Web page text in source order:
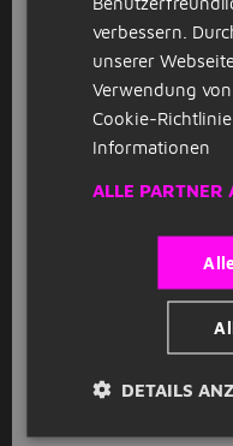
im
Augsburg
MEDITÜV
(m/w/d)
IU
verbessern.
unserer
Verwendung
Cookie-Richtlinie
Informationen
ALLE PARTNER
DETAILS